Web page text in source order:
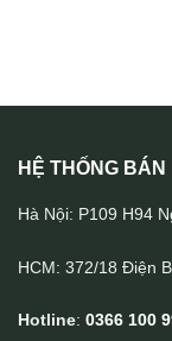
Ví da
HỆ THỐNG BÁN
Hà Nội: P109 H94
HCM: 372/18 Điện
Hotline: 0366 100